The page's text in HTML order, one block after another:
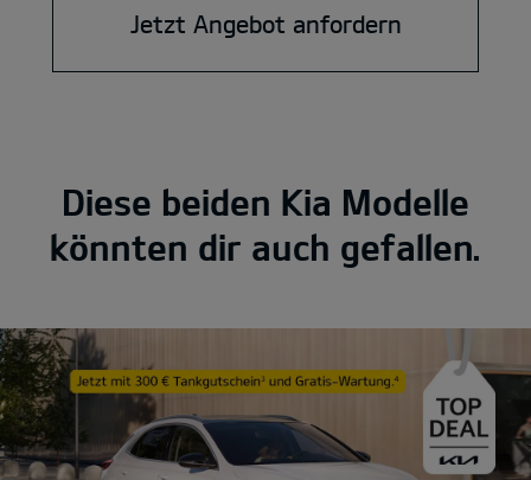
Jetzt Angebot anfordern
Diese beiden Kia Modelle
könnten dir auch gefallen.